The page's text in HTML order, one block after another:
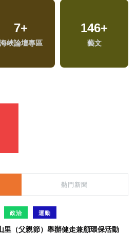
7+
海峽論壇專區
146+
藝文
熱門新聞
政治 運動
里（父親節）舉辦健走兼顧環保活動